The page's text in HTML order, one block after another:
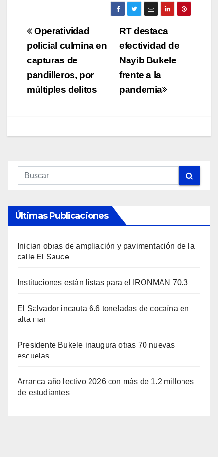
Navegación
de
entradas
RT destaca
efectividad de
Nayib Bukele
frente a la
pandemia
Operatividad
policial culmina en
capturas de
pandilleros, por
múltiples delitos
Últimas Publicaciones
Inician obras de ampliación y pavimentación de la
calle El Sauce
Instituciones están listas para el IRONMAN 70.3
El Salvador incauta 6.6 toneladas de cocaína en
alta mar
Presidente Bukele inaugura otras 70 nuevas
escuelas
Arranca año lectivo 2026 con más de 1.2 millones
de estudiantes